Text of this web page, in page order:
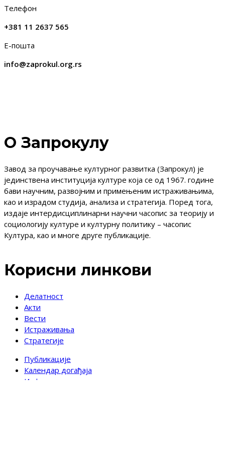
Телефон
+381 11 2637 565
Е-пошта
info@zaprokul.org.rs
О Запрокулу
Завод за проучавање културног развитка (Запрокул) је
јединствена институција културе која се од 1967. године
бави научним, развојним и примењеним истраживањима,
као и израдом студија, анализа и стратегија. Поред тога,
издаје интердисциплинарни научни часопис за теорију и
социологију културе и културну политику – часопис
Култура, као и многе друге публикације.
Корисни линкови
Делатност
Акти
Вести
Истраживања
Стратегије
Публикације
Календар догађаја
Информатор о раду